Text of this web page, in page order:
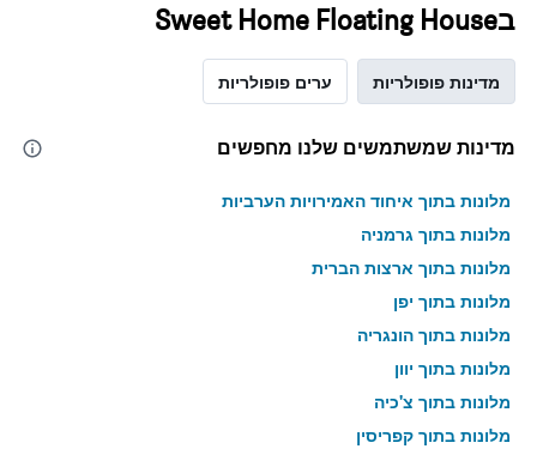
בSweet Home Floating House
מדינות פופולריות ערים פופולריות
מדינות שמשתמשים שלנו מחפשים
מלונות בתוך איחוד האמירויות הערביות
מלונות בתוך גרמניה
מלונות בתוך ארצות הברית
מלונות בתוך יפן
מלונות בתוך הונגריה
מלונות בתוך יוון
מלונות בתוך צ'כיה
מלונות בתוך קפריסין